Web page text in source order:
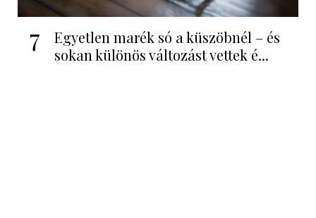
7
Egyetlen marék só a küszöbnél – és
sokan különös változást vettek é...